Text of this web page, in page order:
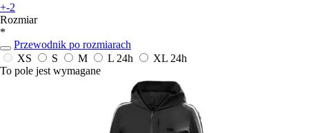
+-2
Rozmiar
*
Przewodnik po rozmiarach
XS
S M L 24h XL 24h
To pole jest wymagane